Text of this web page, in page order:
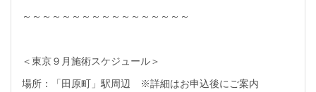
～～～～～～～～～～～～～～～～～
＜東京９月施術スケジュール＞
場所：「田原町」駅周辺 ※詳細はお申込後にご案内